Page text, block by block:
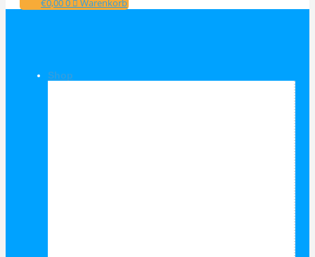
€0,000 Warenkorb
Shop